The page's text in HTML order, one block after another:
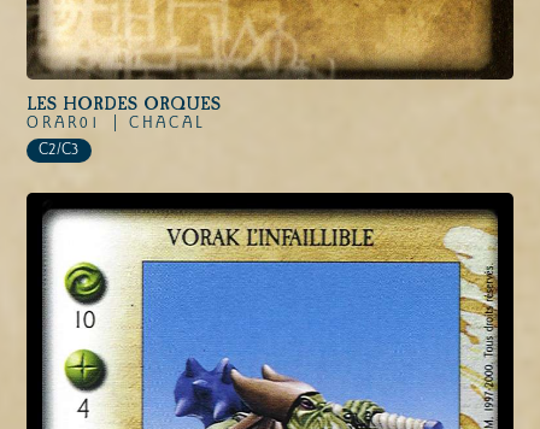
LES HORDES ORQUES
ORAR01 |
CHACAL
C2/C3